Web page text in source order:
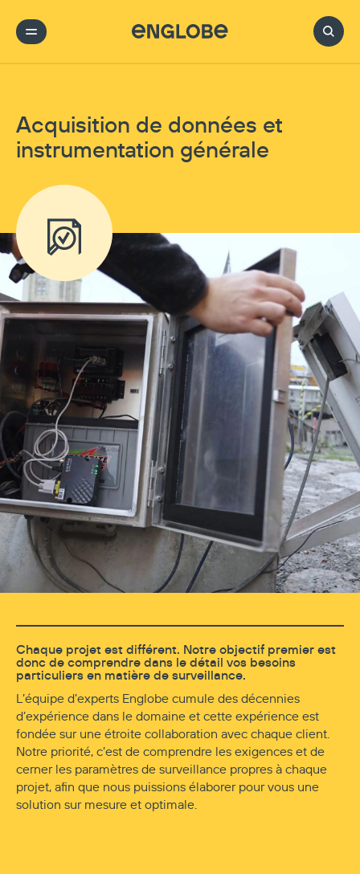
Acquisition de données et
instrumentation générale
Chaque projet est différent. Notre objectif premier est
donc de comprendre dans le détail vos besoins
particuliers en matière de surveillance.
L’équipe d’experts Englobe cumule des décennies
d’expérience dans le domaine et cette expérience est
fondée sur une étroite collaboration avec chaque client.
Notre priorité, c’est de comprendre les exigences et de
cerner les paramètres de surveillance propres à chaque
projet, afin que nous puissions élaborer pour vous une
solution sur mesure et optimale.